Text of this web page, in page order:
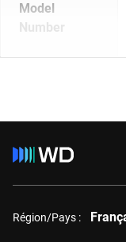
Model
Number
Région/Pays :